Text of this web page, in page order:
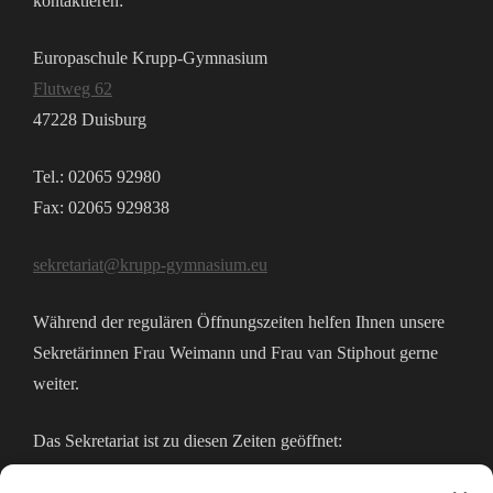
Europaschule Krupp-Gymnasium
Flutweg 62
47228 Duisburg
Tel.: 02065 92980
Fax: 02065 929838
sekretariat@krupp-gymnasium.eu
Während der regulären Öffnungszeiten helfen Ihnen unsere
Sekretärinnen Frau Weimann und Frau van Stiphout gerne
weiter.
Das Sekretariat ist zu diesen Zeiten geöffnet: